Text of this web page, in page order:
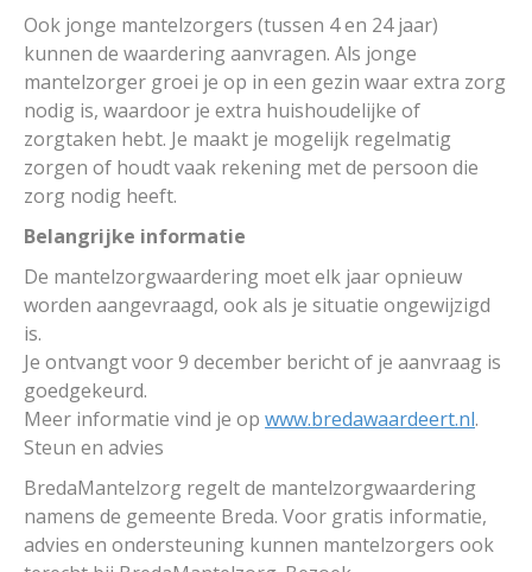
Ook jonge mantelzorgers (tussen 4 en 24 jaar)
kunnen de waardering aanvragen. Als jonge
mantelzorger groei je op in een gezin waar extra zorg
nodig is, waardoor je extra huishoudelijke of
zorgtaken hebt. Je maakt je mogelijk regelmatig
zorgen of houdt vaak rekening met de persoon die
zorg nodig heeft.
Belangrijke informatie
De mantelzorgwaardering moet elk jaar opnieuw
worden aangevraagd, ook als je situatie ongewijzigd
is.
Je ontvangt voor 9 december bericht of je aanvraag is
goedgekeurd.
Meer informatie vind je op www.bredawaardeert.nl.
Steun en advies
BredaMantelzorg regelt de mantelzorgwaardering
namens de gemeente Breda. Voor gratis informatie,
advies en ondersteuning kunnen mantelzorgers ook